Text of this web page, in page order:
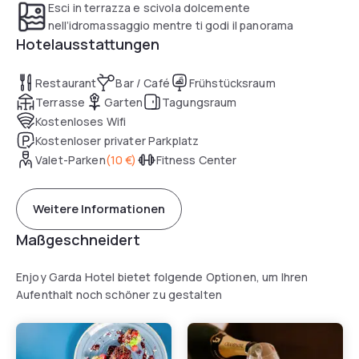
Esci in terrazza e scivola dolcemente
nell’idromassaggio mentre ti godi il panorama
Hotelausstattungen
Restaurant Bar / Café
Frühstücksraum
Terrasse
Garten
Tagungsraum
Kostenloses Wifi
Kostenloser privater Parkplatz
Valet-Parken(10 €) Fitness Center
Weitere Informationen
Maßgeschneidert
Enjoy Garda Hotel bietet folgende Optionen, um Ihren
Aufenthalt noch schöner zu gestalten